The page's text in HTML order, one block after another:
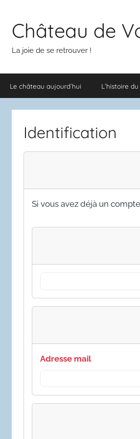
contenuChâteau de
La joie de se retrouver !
Le château aujourd’hui L’histoire
Identification
Si vous avez déjà un
Adresse mail